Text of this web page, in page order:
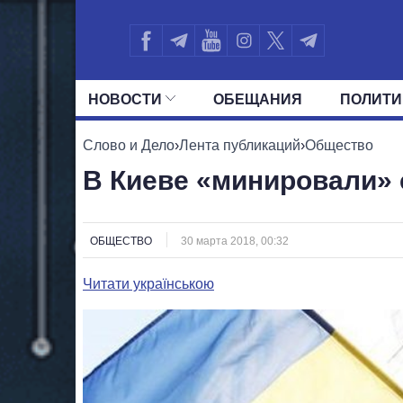
НОВОСТИ ОБЕЩАНИЯ
ВСЕ ПОЛИТИКИ ПРЕЗИДЕНТ И
Слово и Дело›Лента публикаций›Общество
В Киеве «минировали»
ОБЩЕСТВО 30 марта 2018, 00:32
Читати українською